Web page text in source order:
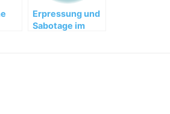
Erpressung und
Sabotage im